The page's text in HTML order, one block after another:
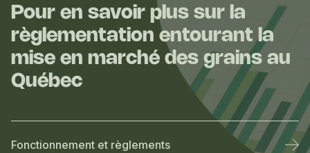
Pour en savoir plus sur la
règlementation entourant la
mise en marché des grains au
Québec
Fonctionnement et règlements